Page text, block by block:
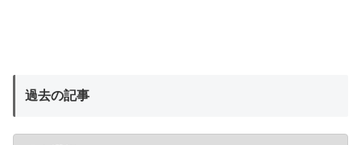
過去の記事